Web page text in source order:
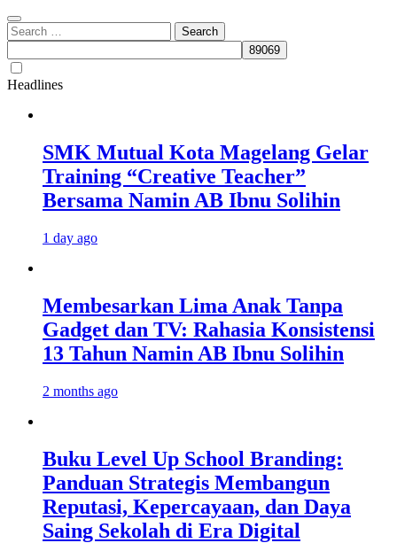
Search
for:
Headlines
SMK Mutual Kota Magelang Gelar
Training “Creative Teacher”
Bersama Namin AB Ibnu Solihin
1 day ago
Membesarkan Lima Anak Tanpa
Gadget dan TV: Rahasia Konsistensi
13 Tahun Namin AB Ibnu Solihin
2 months ago
Buku Level Up School Branding:
Panduan Strategis Membangun
Reputasi, Kepercayaan, dan Daya
Saing Sekolah di Era Digital